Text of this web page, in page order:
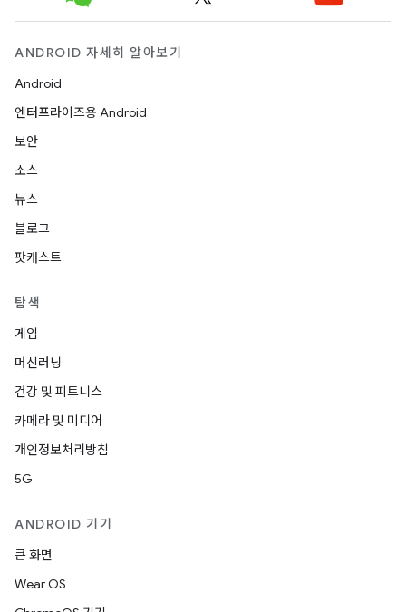
ANDROID 자세히 알아보기
Android
엔터프라이즈용 Android
보안
소스
뉴스
블로그
팟캐스트
탐색
게임
머신러닝
건강 및 피트니스
카메라 및 미디어
개인정보처리방침
5G
ANDROID 기기
큰 화면
Wear OS